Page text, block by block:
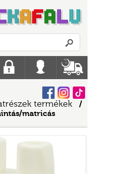
termékek
/
matricás